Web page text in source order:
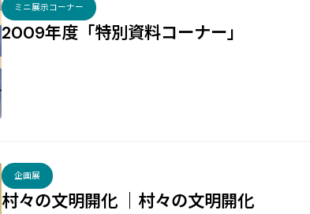
2009年度「特別資料コーナー」
ミニ展示コーナー
村々の文明開化 ｜村々の文明開化
企画展